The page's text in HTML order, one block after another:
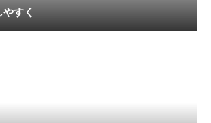
すく